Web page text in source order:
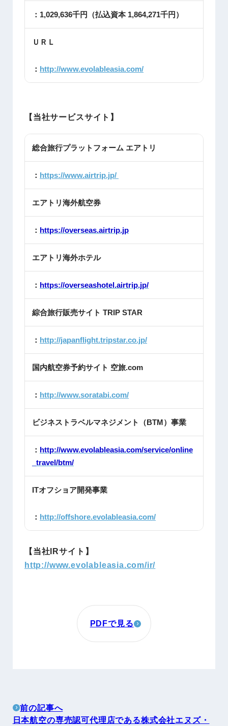
：1,029,636千円（払込資本 1,864,271千円）
ＵＲＬ
： http://www.evolableasia.com/
【当社サービスサイト】
総合旅行プラットフォーム エアトリ
： https://www.airtrip.jp/
エアトリ海外航空券
： https://overseas.airtrip.jp
エアトリ海外ホテル
： https://overseashotel.airtrip.jp/
綜合旅行販売サイト TRIP STAR
： http://japanflight.tripstar.co.jp/
国内航空券予約サイト 空旅.com
： http://www.soratabi.com/
ビジネストラベルマネジメント（BTM）事業
： http://www.evolableasia.com/service/online
_travel/btm/
ITオフショア開発事業
： http://offshore.evolableasia.com/
【当社IRサイト】
http://www.evolableasia.com/ir/
PDFで見る
前の記事へ
日本航空の専売認可代理店である株式会社エヌズ・